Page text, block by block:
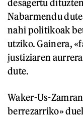
desagertu
Nabarmendu
nahi politikoak
utziko. Gainera,
justiziaren
dute.
Waker-Us-
berrezarriko»